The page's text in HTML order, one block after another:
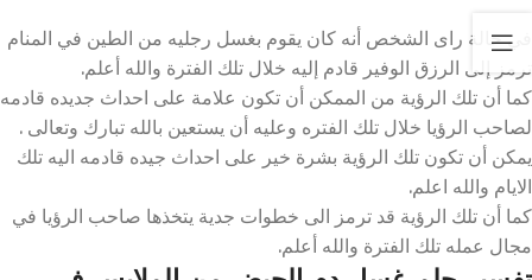
في حالة راى الشخص أنه كان يقوم بغسل رجليه من الطين في المنام
ترمز إلى الرزق الوفير قادم إليه خلال تلك الفترة والله أعلم.
كما أن تلك الرؤية من الممكن أن تكون علامة على احداث جديده قادمه
لصاحب الرؤيا خلال تلك الفتره وعليه أن يستعين بالله تبارك وتعالى .
يمكن أن تكون تلك الرؤية بشرة خير على احداث جيده قادمه اليه تلك
الايام والله اعلم.
كما أن تلك الرؤية قد ترمز الى خطوات جدية يتخذها صاحب الرؤيا في
مجال عمله تلك الفترة والله أعلم.